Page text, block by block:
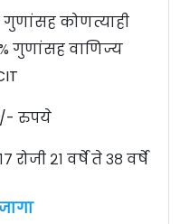
गुणांसह कोणत्याही
गुणांसह वाणिज्य
रुपये
रोजी २१ वर्षे ते ३८ वर्षे